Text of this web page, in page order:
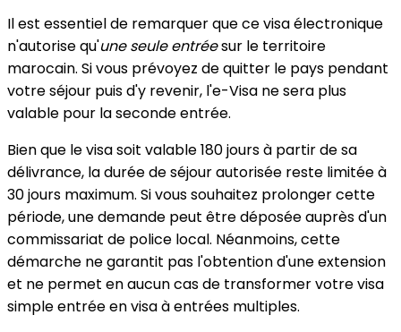
Il est essentiel de remarquer que ce visa électronique
n'autorise qu'une seule entréesur le territoire
marocain. Si vous prévoyez de quitter le pays pendant
votre séjour puis d'y revenir, l'e-Visa ne sera plus
valable pour la seconde entrée.
Bien que le visa soit valable 180 jours à partir de sa
délivrance, la durée de séjour autorisée reste limitée à
30 jours maximum. Si vous souhaitez prolonger cette
période, une demande peut être déposée auprès d'un
commissariat de police local. Néanmoins, cette
démarche ne garantit pas l'obtention d'une extension
et ne permet en aucun cas de transformer votre visa
simple entrée en visa à entrées multiples.